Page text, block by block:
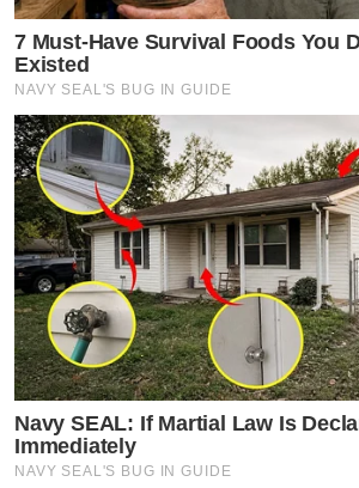
7 Must-Have Survival Foods You
Existed
NAVY SEAL'S BUG IN GUIDE
Navy SEAL: If Martial Law Is
Immediately
NAVY SEAL'S BUG IN GUIDE